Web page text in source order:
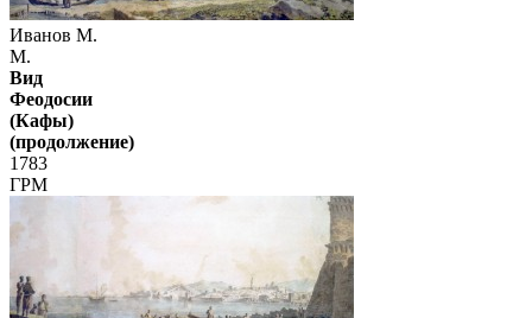
Иванов М.
М.
Вид
Феодосии
(Кафы)
(продолжение)
1783
ГРМ